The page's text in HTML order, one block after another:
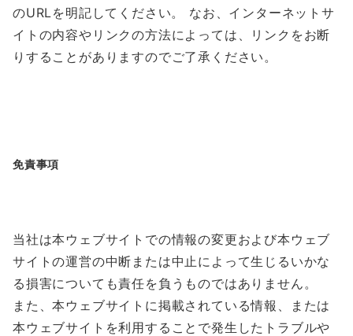
のURLを明記してください。 なお、インターネットサ
イトの内容やリンクの方法によっては、リンクをお断
りすることがありますのでご了承ください。
免責事項
当社は本ウェブサイトでの情報の変更および本ウェブ
サイトの運営の中断または中止によって生じるいかな
る損害についても責任を負うものではありません。
また、本ウェブサイトに掲載されている情報、または
本ウェブサイトを利用することで発生したトラブルや